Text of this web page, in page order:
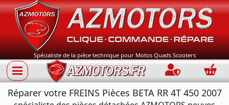
Spécialiste de la pièce technique pour Motos Quads Scooters
Connection
Réparer votre FREINS Pièces BETA RR 4T 450 2007